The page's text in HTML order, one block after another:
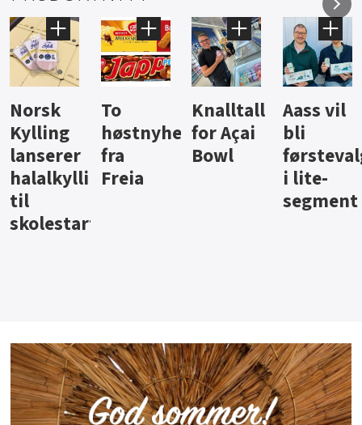
Knalltall
for Açai
Bowl
Aass vil
bli
førstevalg
i lite-
Brus og
jus fra
Berentsen
Hard
iste fra
Hansa